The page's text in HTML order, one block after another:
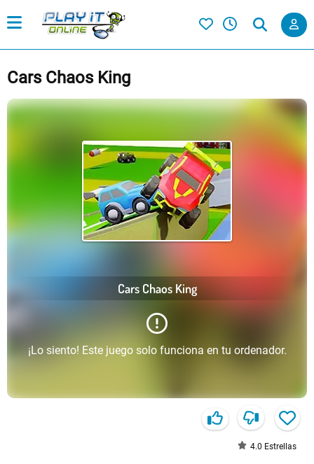
Cars Chaos King
Cars Chaos King
¡Lo siento! Este juego solo funciona en tu ordenador.
4.0 Estrellas